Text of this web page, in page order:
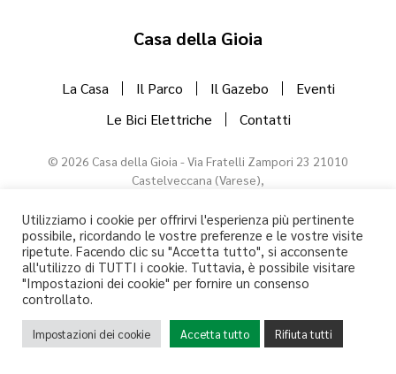
Casa della Gioia
La Casa Il Parco Il Gazebo
Eventi
Le Bici Elettriche
Contatti
© 2026 Casa della Gioia - Via Fratelli Zampori 23 21010
Castelveccana (Varese),
Codice CIR: 012045-CNI-00035 - CIN: IT012045C2ATZYSOAD - PIVA
10802750967
Privacy policy
Utilizziamo i cookie per offrirvi l'esperienza più pertinente
possibile, ricordando le vostre preferenze e le vostre visite
ripetute. Facendo clic su "Accetta tutto", si acconsente
all'utilizzo di TUTTI i cookie. Tuttavia, è possibile visitare
"Impostazioni dei cookie" per fornire un consenso
controllato.
Impostazioni dei cookie Accetta tutto Rifiuta tutti